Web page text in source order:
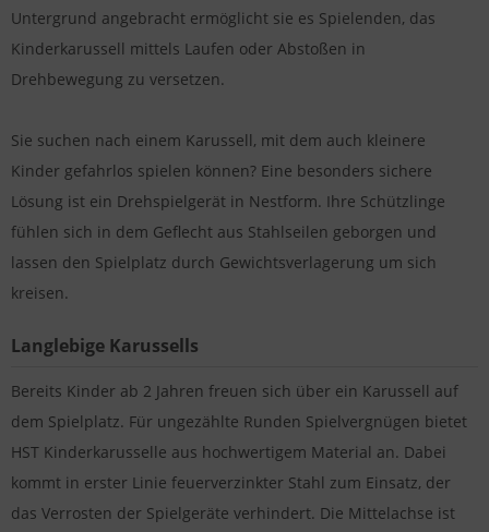
Untergrund angebracht ermöglicht sie es Spielenden, das
Kinderkarussell mittels Laufen oder Abstoßen in
Drehbewegung zu versetzen.
Sie suchen nach einem Karussell, mit dem auch kleinere
Kinder gefahrlos spielen können? Eine besonders sichere
Lösung ist ein Drehspielgerät in Nestform. Ihre Schützlinge
fühlen sich in dem Geflecht aus Stahlseilen geborgen und
lassen den Spielplatz durch Gewichtsverlagerung um sich
kreisen.
Langlebige Karussells
Bereits Kinder ab 2 Jahren freuen sich über ein Karussell auf
dem Spielplatz. Für ungezählte Runden Spielvergnügen bietet
HST Kinderkarusselle aus hochwertigem Material an. Dabei
kommt in erster Linie feuerverzinkter Stahl zum Einsatz, der
das Verrosten der Spielgeräte verhindert. Die Mittelachse ist